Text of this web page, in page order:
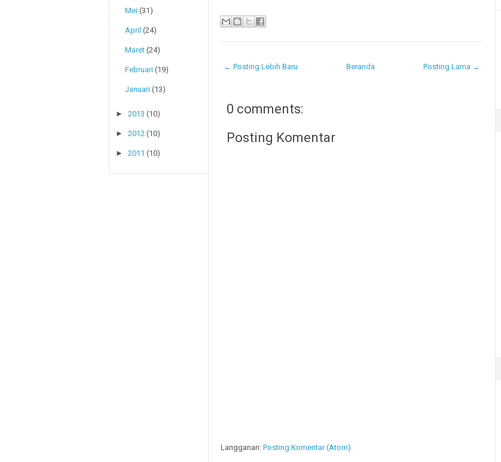
Mei (31)
April (24)
Maret (24)
Februari (19)
Januari (13)
►2013 (10)
►2012 (10)
►2011 (10)
← Posting Lebih Baru Posting Lama →
Beranda
0 comments:
Posting Komentar
Langganan: Posting Komentar (Atom)